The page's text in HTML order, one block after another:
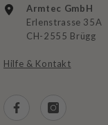
Armtec GmbH
Erlenstrasse 35A
CH-2555 Brügg
Hilfe & Kontakt